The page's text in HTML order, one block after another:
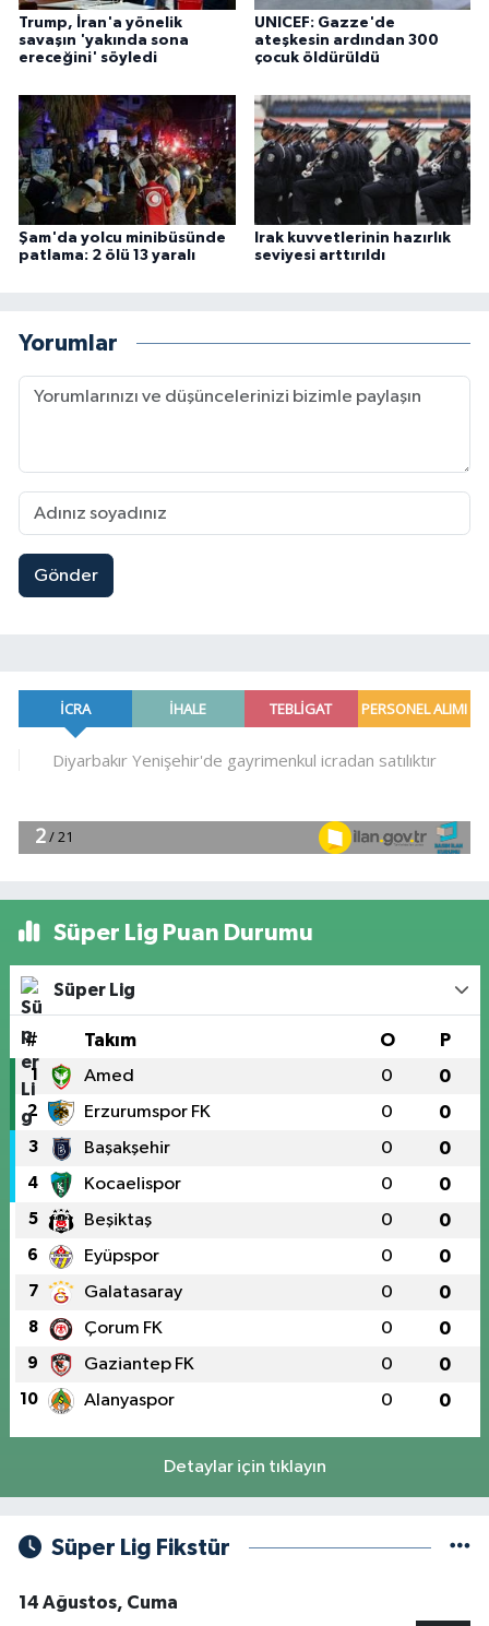
Trump, İran'a yönelik
savaşın 'yakında sona
ereceğini' söyledi
UNICEF: Gazze'de
ateşkesin ardından 300
çocuk öldürüldü
Şam'da yolcu minibüsünde
patlama: 2 ölü 13 yaralı
Irak kuvvetlerinin hazırlık
seviyesi arttırıldı
Yorumlar
Gönder
Süper Lig Puan Durumu
Süper Lig
# Takım O P
1 Amed 0 0
2 Erzurumspor FK 0 0
3 Başakşehir 0 0
4 Kocaelispor 0 0
5 Beşiktaş 0 0
6 Eyüpspor 0 0
7 Galatasaray 0 0
8 Çorum FK 0 0
9 Gaziantep FK 0 0
10 Alanyaspor 0 0
Detaylar için tıklayın
Süper Lig Fikstür
14 Ağustos, Cuma